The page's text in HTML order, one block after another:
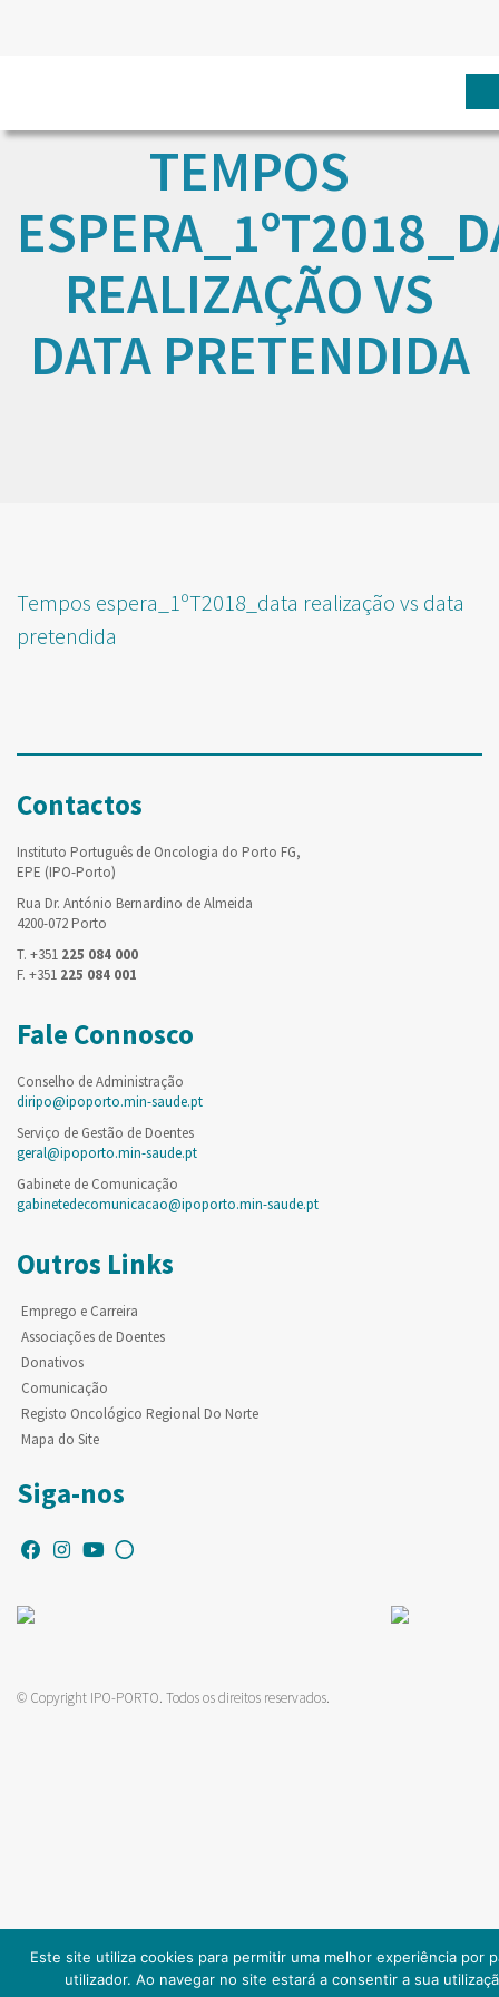
TEMPOS
REALIZAÇÃO VS
DATA PRETENDIDA
Tempos espera_1ºT2018_data realização vs data
pretendida
Contactos
Instituto Português de Oncologia do Porto FG,
EPE (IPO-Porto)
Rua Dr. António Bernardino de Almeida
4200-072 Porto
T. +351 225 084 000
F. +351 225 084 001
Fale Connosco
Conselho de Administração
diripo@ipoporto.min-saude.pt
Serviço de Gestão de Doentes
geral@ipoporto.min-saude.pt
Gabinete de Comunicação
gabinetedecomunicacao@ipoporto.min-saude.pt
Outros Links
Emprego e Carreira
Associações de Doentes
Donativos
Comunicação
Registo Oncológico Regional Do Norte
Mapa do Site
Siga-nos
© Copyright IPO-PORTO. Todos os direitos reservados.
Este site utiliza cookies para permitir uma melhor experiência por
utilizador. Ao navegar no site estará a consentir a sua